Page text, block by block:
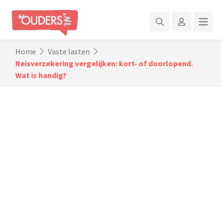
Home
Vaste lasten
Reisverzekering vergelijken: kort- of doorlopend.
Wat is handig?